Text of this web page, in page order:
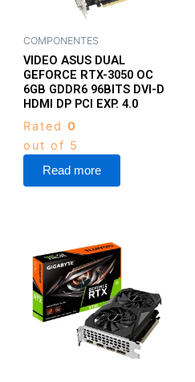
COMPONENTES
VIDEO ASUS DUAL
GEFORCE RTX-3050 OC
6GB GDDR6 96BITS DVI-D
HDMI DP PCI EXP. 4.0
Rated 0
out of 5
Read more